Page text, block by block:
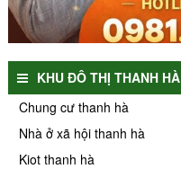
KHU ĐÔ THỊ THANH HÀ
Chung cư thanh hà
Nhà ở xã hội thanh hà
Kiot thanh hà